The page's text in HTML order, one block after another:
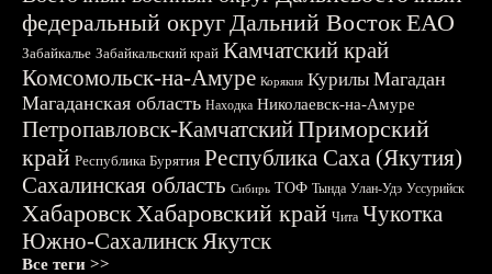
федеральный округДальний ВостокЕАО
Забайкалье Забайкальский край Камчатский край
Комсомольск-на-Амуре Корякия Курилы Магадан
Магаданская область Находка Николаевск-на-Амуре
Петропавловск-КамчатскийПриморский
край Республика Бурятия Республика Саха (Якутия)
Сахалинская область Сибирь ТОФ Тында Улан-Удэ Уссурийск
ХабаровскХабаровский край Чита Чукотка
Южно-СахалинскЯкутск
Все теги >>